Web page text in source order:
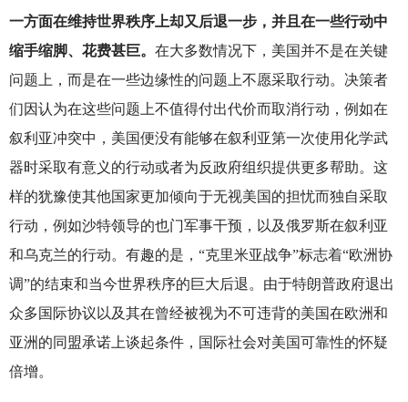
一方面在维持世界秩序上却又后退一步，并且在一些行动中
缩手缩脚、花费甚巨。 在大多数情况下，美国并不是在关键
问题上，而是在一些边缘性的问题上不愿采取行动。决策者
们因认为在这些问题上不值得付出代价而取消行动，例如在
叙利亚冲突中，美国便没有能够在叙利亚第一次使用化学武
器时采取有意义的行动或者为反政府组织提供更多帮助。这
样的犹豫使其他国家更加倾向于无视美国的担忧而独自采取
行动，例如沙特领导的也门军事干预，以及俄罗斯在叙利亚
和乌克兰的行动。有趣的是，“克里米亚战争”标志着“欧洲协
调”的结束和当今世界秩序的巨大后退。由于特朗普政府退出
众多国际协议以及其在曾经被视为不可违背的美国在欧洲和
亚洲的同盟承诺上谈起条件，国际社会对美国可靠性的怀疑
倍增。